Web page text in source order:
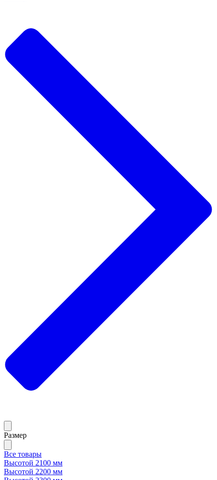
Размер
Все товары
Высотой 2100 мм
Высотой 2200 мм